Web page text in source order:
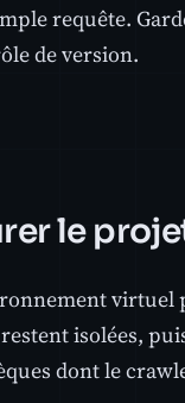
requête.
de version.
le
virtuel
isolées,
dont le